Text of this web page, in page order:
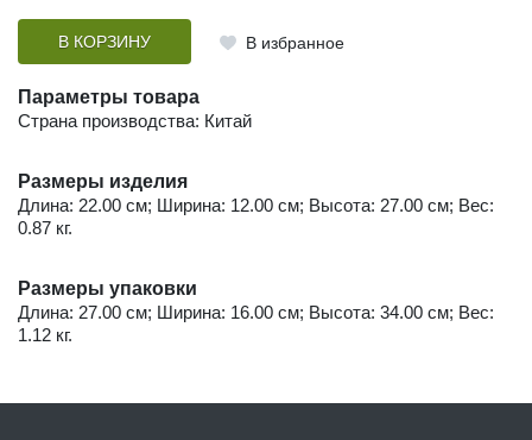
В КОРЗИНУ В избранное
Параметры товара
Страна производства: Китай
Размеры изделия
Длина: 22.00 см; Ширина: 12.00 см; Высота: 27.00 см; Вес:
0.87 кг.
Размеры упаковки
Длина: 27.00 см; Ширина: 16.00 см; Высота: 34.00 см; Вес:
1.12 кг.